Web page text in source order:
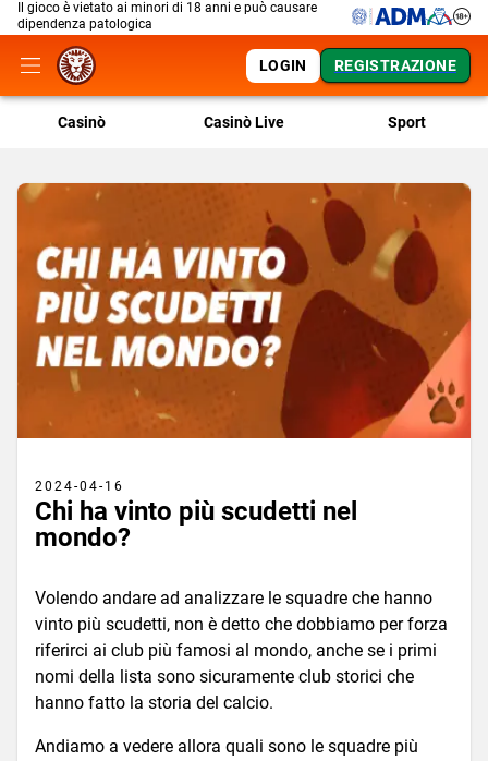
Il gioco è vietato ai minori di 18 anni e può causare
dipendenza patologica
LOGIN REGISTRAZIONE
Casinò Casinò Live Sport
2024-04-16
Chi ha vinto più scudetti nel
mondo?
Volendo andare ad analizzare le squadre che hanno
vinto più scudetti, non è detto che dobbiamo per forza
riferirci ai club più famosi al mondo, anche se i primi
nomi della lista sono sicuramente club storici che
hanno fatto la storia del calcio.
Andiamo a vedere allora quali sono le squadre più